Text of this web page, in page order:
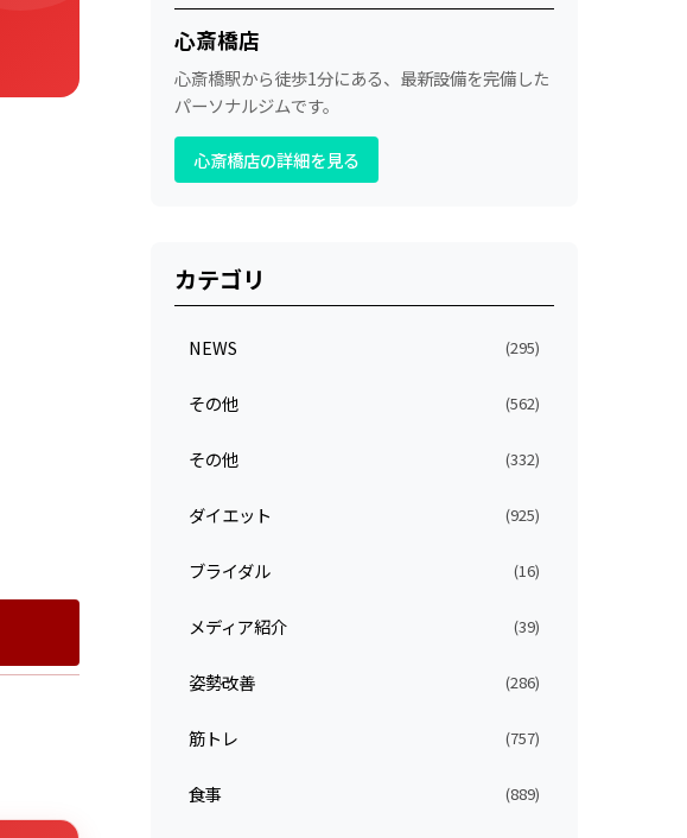
心斎橋店
心斎橋駅から徒歩1分にある、最新設備を完備した
パーソナルジムです。
心斎橋店の詳細を見る
カテゴリ
NEWS (295)
その他 (562)
その他 (332)
ダイエット (925)
ブライダル (16)
メディア紹介 (39)
姿勢改善 (286)
筋トレ (757)
食事 (889)